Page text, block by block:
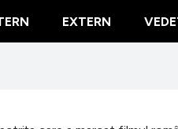
EXTERN